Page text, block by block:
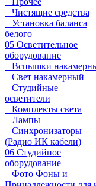
Чистящие средства
Установка баланса
белого
05 Осветительное
оборудование
Вспышки
Свет накамерный
Студийные
осветители
Комплекты света
Лампы
Синхронизаторы
(Радио ИК кабели)
06 Студийное
оборудование
Фото Фоны и